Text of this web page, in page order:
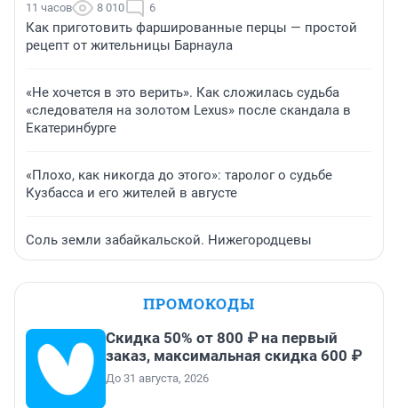
11 часов 8 010 6
Как приготовить фаршированные перцы — простой
рецепт от жительницы Барнаула
«Не хочется в это верить». Как сложилась судьба
«следователя на золотом Lexus» после скандала в
Екатеринбурге
«Плохо, как никогда до этого»: таролог о судьбе
Кузбасса и его жителей в августе
Соль земли забайкальской. Нижегородцевы
ПРОМОКОДЫ
Скидка 50% от 800 ₽ на первый
заказ, максимальная скидка 600 ₽
До 31 августа, 2026